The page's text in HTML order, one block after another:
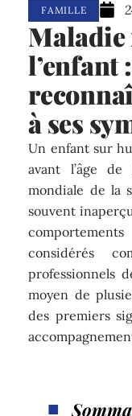
FAMILLE
Maladie
l’enfant
à ses
Un enfant sur
avant l’âge de
mondiale de la
souvent
considérés
professionnels
moyen de
des premiers